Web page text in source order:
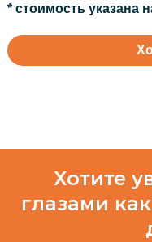
* стоимость указана
Хотите
глазами